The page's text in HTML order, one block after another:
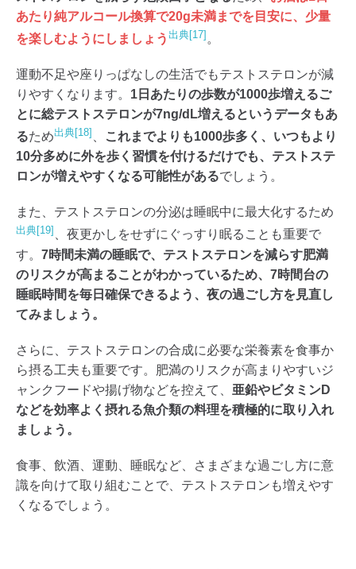
あたり純アルコール換算で20g未満までを目安に、少量
を楽しむようにしましょう 出典[17] 。
運動不足や座りっぱなしの生活でもテストステロンが減
りやすくなります。 1日あたりの歩数が1000歩増えるご
とに総テストステロンが7ng/dL増えるというデータもあ
るため出典[18]
これまでよりも1000歩多く、いつもより
10分多めに外を歩く習慣を付けるだけでも、テストステ
ロンが増えやすくなる可能性があるでしょう。
また、テストステロンの分泌は睡眠中に最大化するため
出典[19] 、夜更かしをせずにぐっすり眠ることも重要で
す。 7時間未満の睡眠で、テストステロンを減らす肥満
のリスクが高まることがわかっているため、7時間台の
睡眠時間を毎日確保できるよう、夜の過ごし方を見直し
てみましょう。
さらに、テストステロンの合成に必要な栄養素を食事か
ら摂る工夫も重要です。肥満のリスクが高まりやすいジ
ャンクフードや揚げ物などを控えて、 亜鉛やビタミンD
などを効率よく摂れる魚介類の料理を積極的に取り入れ
ましょう。
食事、飲酒、運動、睡眠など、さまざまな過ごし方に意
識を向けて取り組むことで、テストステロンも増えやす
くなるでしょう。